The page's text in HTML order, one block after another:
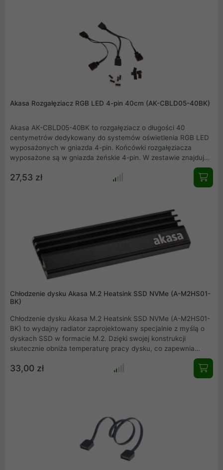
Akasa Rozgałęziacz RGB LED 4-pin 40cm (AK-CBLD05-40BK)
Akasa AK-CBLD05-40BK to rozgałęziacz o długości 40
centymetrów dedykowany do systemów oświetlenia RGB LED
wyposażonych w gniazda 4-pin. Końcówki rozgałęziacza
wyposażone są w gniazda żeńskie 4-pin. W zestawie znajduje
się pięć mostków 4-pin oraz cztery zaślepki. Mostki pozwalają
zmienić końcówkę z żeńskiej na męską.
27,53 zł
Chłodzenie dysku Akasa M.2 Heatsink SSD NVMe (A-M2HS01-
BK)
Chłodzenie dysku Akasa M.2 Heatsink SSD NVMe (A-M2HS01-
BK) to wydajny radiator zaprojektowany specjalnie z myślą o
dyskach SSD w formacie M.2. Dzięki swojej konstrukcji
skutecznie obniża temperaturę pracy dysku, co zapewnia
żywotność. Wykonany z wysokiej jakości aluminium, radiator
efektywnie rozprasza ciepło, zapobiegając przegrzewaniu się
33,00 zł